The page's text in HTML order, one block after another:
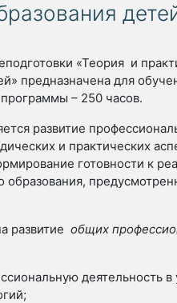
«Теория и
предназначена для
– 250 часов.
развитие
и практических
готовности к
образования,
развитие общих
деятельность